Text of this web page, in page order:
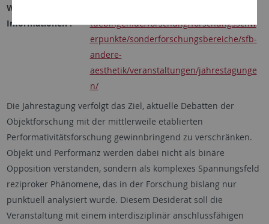
Weiterführende
Informationen :
tuebingen.de/forschung/forschungsschw
erpunkte/sonderforschungsbereiche/sfb-
andere-
aesthetik/veranstaltungen/jahrestagunge
n/
Die Jahrestagung verfolgt das Ziel, aktuelle Debatten der
Objektforschung mit der mittlerweile etablierten
Performativitätsforschung gewinnbringend zu verschränken.
Objekt und Performanz werden dabei nicht als binäre
Opposition verstanden, sondern als komplexes Spannungsfeld
reziproker Phänomene, das in der Forschung bislang nur
punktuell analysiert wurde. Diesem Desiderat soll die
Veranstaltung mit einem interdisziplinär anschlussfähigen